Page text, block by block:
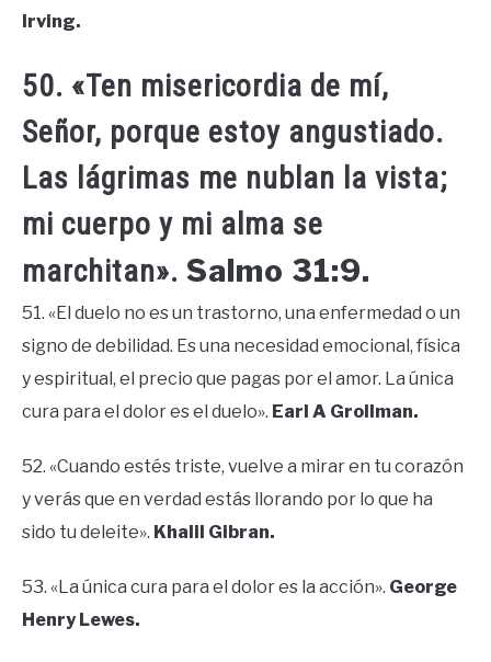
Irving.
50. «Ten misericordia de mí,
Señor, porque estoy angustiado.
Las lágrimas me nublan la vista;
mi cuerpo y mi alma se
marchitan». Salmo 31:9.
51. «El duelo no es un trastorno, una enfermedad o un
signo de debilidad. Es una necesidad emocional, física
y espiritual, el precio que pagas por el amor. La única
cura para el dolor es el duelo». Earl A Grollman.
52. «Cuando estés triste, vuelve a mirar en tu corazón
y verás que en verdad estás llorando por lo que ha
sido tu deleite». Khalil Gibran.
53. «La única cura para el dolor es la acción». George
Henry Lewes.